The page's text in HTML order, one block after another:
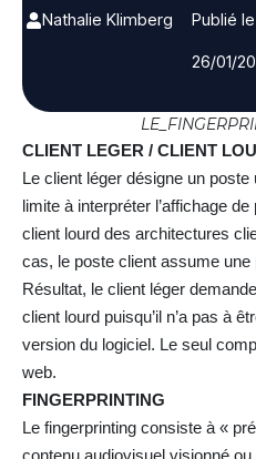
Nathalie Klimberg
Publié le
26/01/
CLIENT LEGER / CLIENT
Le client léger désigne un
limite à interpréter l’affichage
client lourd des architectures
cas, le poste client assume une
Résultat, le client léger
client lourd puisqu’il n’a pas à
version du logiciel. Le seul
web.
FINGERPRINTING
Le fingerprinting consiste à «